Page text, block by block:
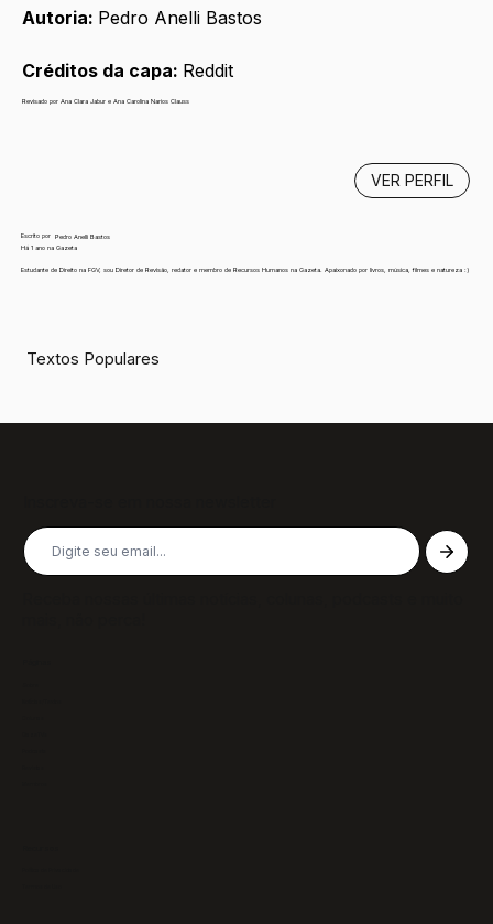
Autoria: Pedro Anelli Bastos
Créditos da capa: Reddit
Revisado por Ana Clara Jabur e Ana Carolina Narios Clauss
Escrito por
Pedro Anelli Bastos
Há 1 ano na Gazeta
Estudante de Direito na FGV, sou Diretor de Revisão, redator e membro de Recursos Humanos na Gazeta. Apaixonado por livros, música, filmes e natureza :)
VER PERFIL
Textos Populares